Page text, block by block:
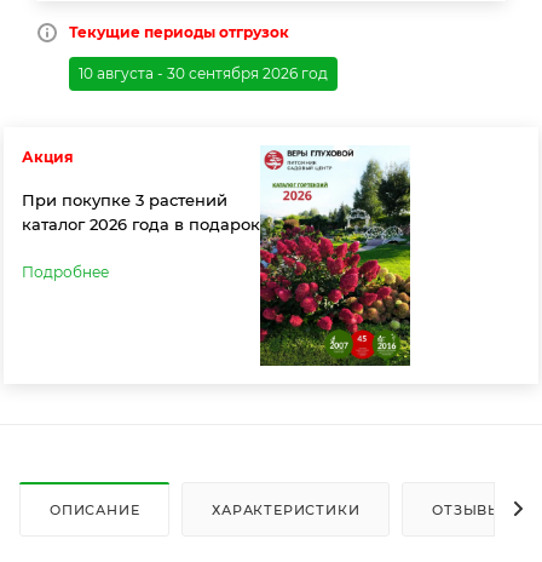
Текущие периоды отгрузок
10 августа - 30 сентября 2026 год
Акция
При покупке 3 растений
каталог 2026 года в подарок
Подробнее
ОПИСАНИЕ ХАРАКТЕРИСТИКИ ОТЗЫВЫ